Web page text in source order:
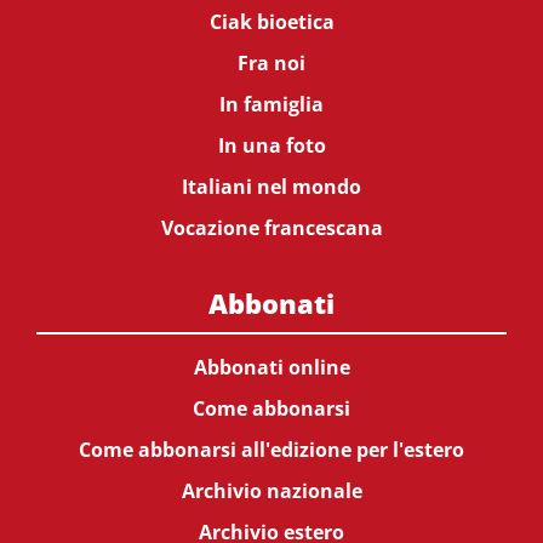
Ciak bioetica
Fra noi
In famiglia
In una foto
Italiani nel mondo
Vocazione francescana
Abbonati
Abbonati online
Come abbonarsi
Come abbonarsi all'edizione per l'estero
Archivio nazionale
Archivio estero